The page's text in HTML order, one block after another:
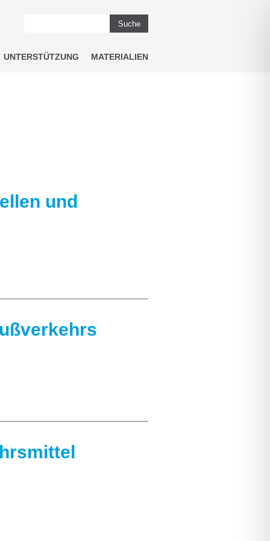
Suche
UNTERSTÜTZUNG MATERIALIEN
und